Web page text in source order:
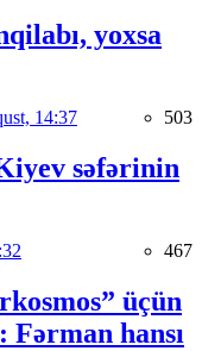
yoxsa
14:37 503
səfərinin
467
üçün
hansı